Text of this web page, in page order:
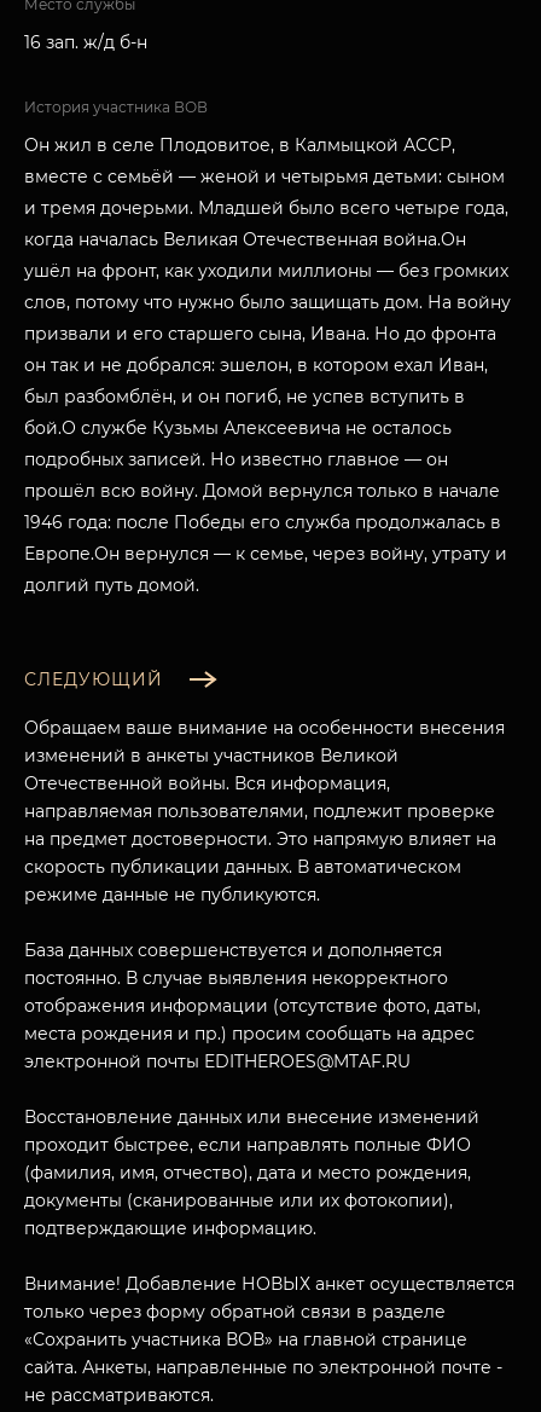
МУЗЕЙНЫЙ КОМПЛЕКС
ПОСЕТИТЕЛЯМ
О НАС
Место службы
16 зап. ж/д б-н
История участника ВОВ
Он жил в селе Плодовитое, в Калмыцкой АССР,
вместе с семьёй — женой и четырьмя детьми: сыном
и тремя дочерьми. Младшей было всего четыре года,
когда началась Великая Отечественная война.Он
ушёл на фронт, как уходили миллионы — без громких
слов, потому что нужно было защищать дом. На войну
призвали и его старшего сына, Ивана. Но до фронта
он так и не добрался: эшелон, в котором ехал Иван,
был разбомблён, и он погиб, не успев вступить в
бой.О службе Кузьмы Алексеевича не осталось
подробных записей. Но известно главное — он
прошёл всю войну. Домой вернулся только в начале
1946 года: после Победы его служба продолжалась в
Европе.Он вернулся — к семье, через войну, утрату и
долгий путь домой.
СЛЕДУЮЩИЙ
Обращаем ваше внимание на особенности внесения
изменений в анкеты участников Великой
Отечественной войны. Вся информация,
направляемая пользователями, подлежит проверке
на предмет достоверности. Это напрямую влияет на
скорость публикации данных. В автоматическом
режиме данные не публикуются.
База данных совершенствуется и дополняется
постоянно. В случае выявления некорректного
отображения информации (отсутствие фото, даты,
места рождения и пр.) просим сообщать на адрес
электронной почты EDITHEROES@MTAF.RU
Восстановление данных или внесение изменений
проходит быстрее, если направлять полные ФИО
(фамилия, имя, отчество), дата и место рождения,
документы (сканированные или их фотокопии),
подтверждающие информацию.
Внимание! Добавление НОВЫХ анкет осуществляется
только через форму обратной связи в разделе
«Сохранить участника ВОВ» на главной странице
сайта. Анкеты, направленные по электронной почте -
не рассматриваются.